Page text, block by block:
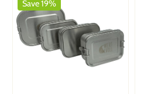
Save 19%